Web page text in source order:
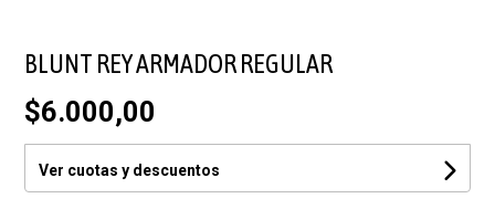
BLUNT REY ARMADOR REGULAR
$6.000,00
Ver cuotas y descuentos